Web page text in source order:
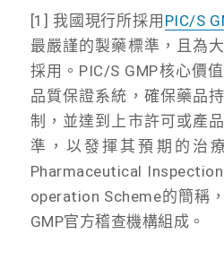
[1] 我國現行所採用 PIC/S
最嚴謹的製藥標準，且為
採用。PIC/S GMP核心價
品質保證系統，確保藥品
制，並達到上市許可或產
準，以發揮其預期的治
Pharmaceutical
operation Scheme的簡稱
GMP官方稽查機構組成。